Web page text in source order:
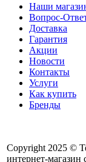
Наши
Вопрос-
Доставка
Гарантия
Акции
Новости
Контакты
Услуги
Как купить
Бренды
Copyright 2025 ©
интернет-магазин